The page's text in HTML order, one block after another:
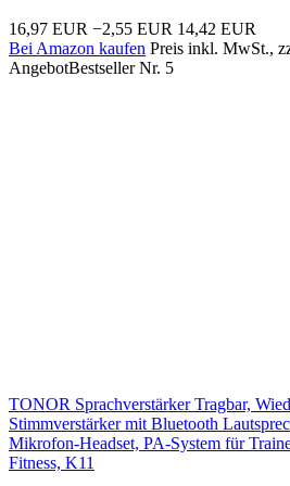
16,97 EUR −2,55 EUR 14,42 EUR
Bei Amazon kaufen Preis inkl. MwSt.,
AngebotBestseller Nr. 5
TONOR Sprachverstärker Tragbar,
Stimmverstärker mit Bluetooth
Mikrofon-Headset, PA-System für
Fitness, K11